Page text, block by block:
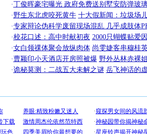
·丁俊晖豪宅曝光 政府免费送别墅安防弹玻
·野生东北虎咬死黄牛 十大假新闻：垃圾场
·专家辩论伪科学废留现场混乱 几乎成肢体
·校花口述：高中时献初夜 2000只蝴蝶贴爱
·女白领祼体聚会放纵肉体 尚雯婕客串穆桂
·曹颖印小天酒店开房照被爆 野外丛林赤裸
·诡秘莫测：二战五大未解之谜 岳飞神话的
你太多，只有给你五
[圣诞节]不只这样的日
能正大光明地骚扰你,
天都要快乐噢!